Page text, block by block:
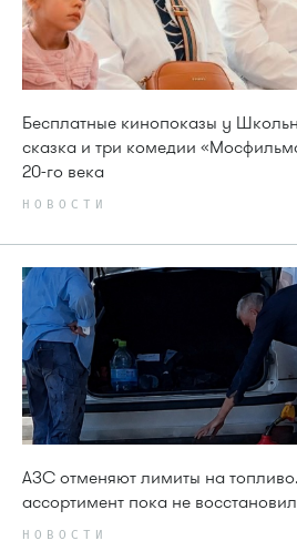
Бесплатные кинопоказы у
сказка и три комедии
20-го века
НОВОСТИ
АЗС отменяют лимиты на
ассортимент пока не
НОВОСТИ